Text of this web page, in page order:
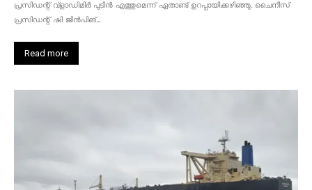
പ്രസിഡന്റ് വ്‌ളാഡിമിർ പുടിൻ എത്തുമെന്ന് ഏതാണ്ട് ഉറപ്പായിക്കഴിഞ്ഞു. ചൈനീസ്
പ്രസിഡന്റ് ഷി ജിൻപിങ്...
Read more